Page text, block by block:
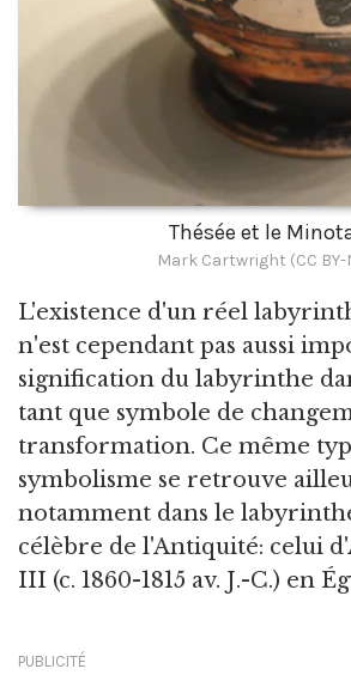
Thésée et le
Mark Cartwright (CC BY-
L'existence d'un réel
n'est cependant pas aussi
signification du labyrinthe
tant que symbole de
transformation. Ce même
symbolisme se retrouve
notamment dans le
célèbre de l'Antiquité: celui
III (c. 1860-1815 av. J.-C.) en
PUBLICITÉ